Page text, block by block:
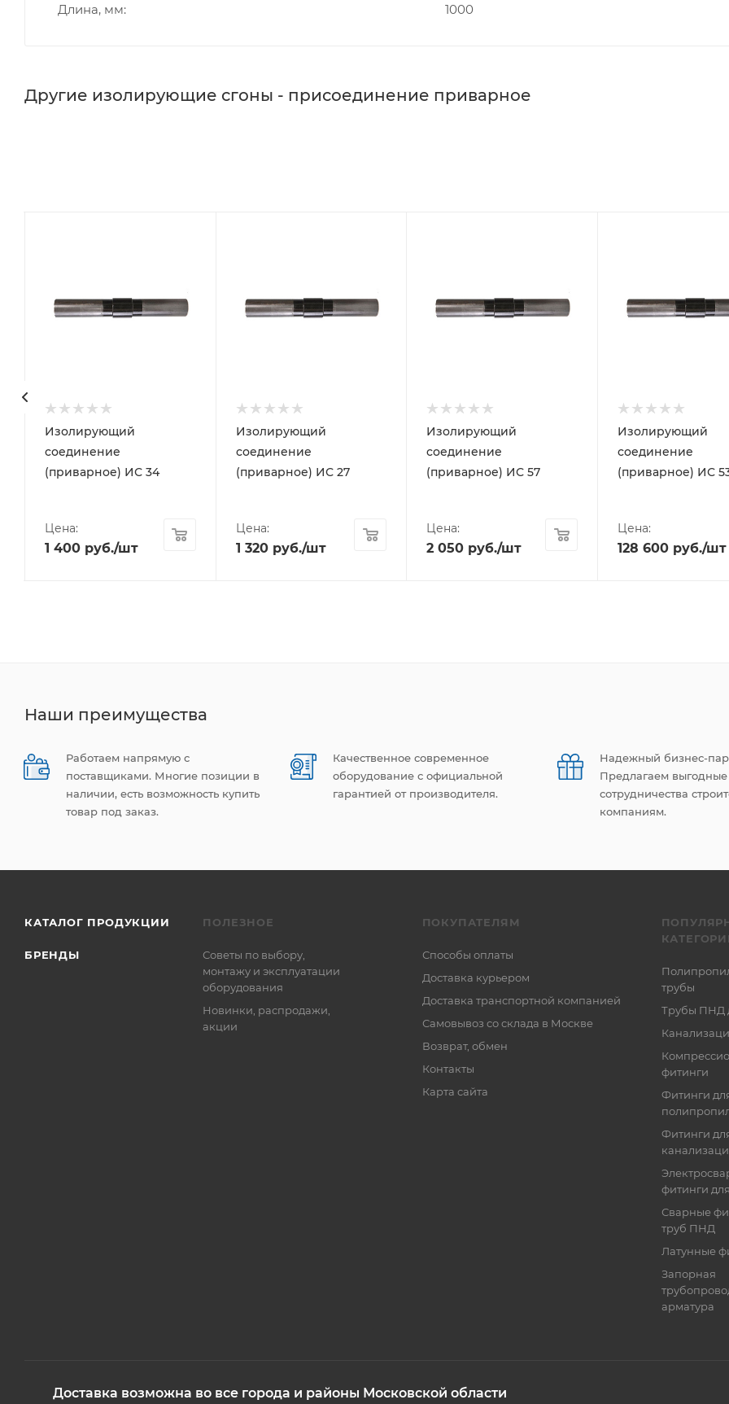
Длина, мм
1000
Другие изолирующие сгоны - присоединение приварное
Изолирующий
соединение
(приварное) ИС 34
Цена:
1 400руб./шт
Изолирующий
соединение
(приварное) ИС 27
Цена:
1 320руб./шт
Изолирующий
соединение
(приварное) ИС 57
Цена:
2 050 руб./шт
Изолирующий
соединение
(приварное) ИС
Цена:
128 600 руб./шт
Наши преимущества
Работаем напрямую с
поставщиками. Многие позиции в
наличии, есть возможность купить
товар под заказ.
Качественное современное
оборудование с официальной
гарантией от производителя.
Надежный бизнес-
Предлагаем выгодные
сотрудничества
компаниям.
КАТАЛОГ ПРОДУКЦИИ
БРЕНДЫ
ПОЛЕЗНОЕ
Советы по выбору,
монтажу и эксплуатации
оборудования
Новинки, распродажи,
акции
ПОКУПАТЕЛЯМ
Способы оплаты
Доставка курьером
Доставка транспортной компанией
Самовывоз со склада в Москве
Возврат, обмен
Контакты
Карта сайта
трубы
Трубы ПНД
фитинги
Фитинги
Фитинги
фитинги
Сварные
труб ПНД
Латунные
Запорная
арматура
Доставка возможна во все города и районы Московской области